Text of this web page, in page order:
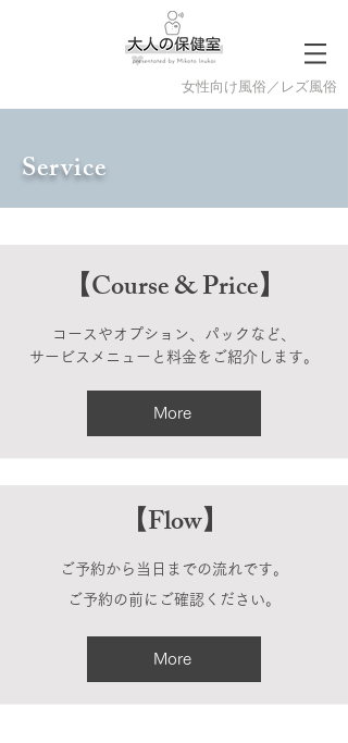
​女性向け風俗／レズ風俗
Service
【Course & Price】
コースやオプション、パックなど、
サービスメニューと料金をご紹介します。
More
【Flow】
ご予約から当日までの流れです。
ご予約の前にご確認ください。
More